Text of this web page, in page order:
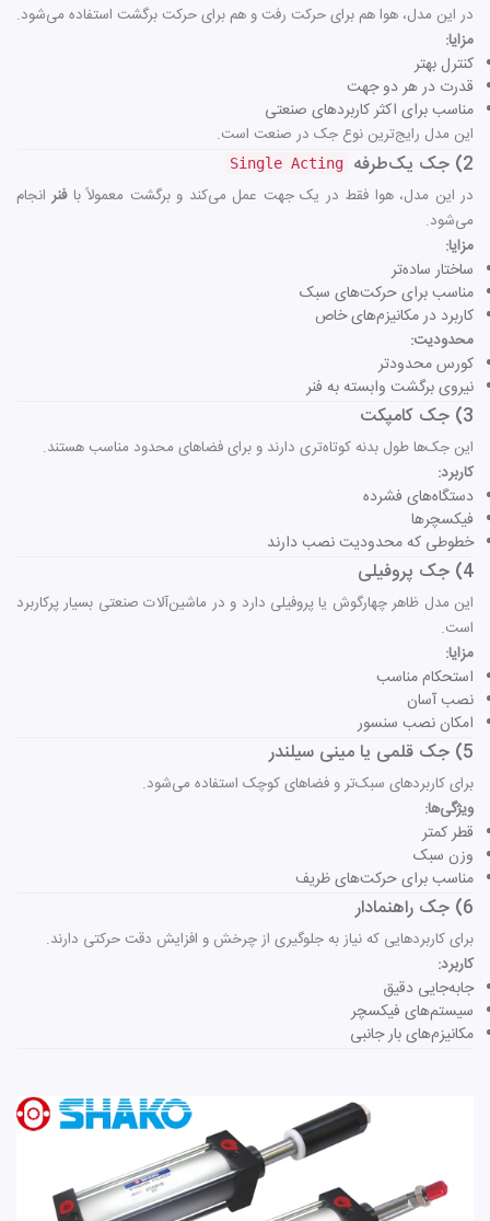
در این مدل، هوا هم برای حرکت رفت و هم برای حرکت برگشت استفاده می‌شود.
مزایا:
کنترل بهتر
قدرت در هر دو جهت
مناسب برای اکثر کاربردهای صنعتی
این مدل رایج‌ترین نوع جک در صنعت است.
2) جک یک‌طرفه Single Acting
در این مدل، هوا فقط در یک جهت عمل می‌کند و برگشت معمولاً بافنرانجام
می‌شود.
مزایا:
ساختار ساده‌تر
مناسب برای حرکت‌های سبک
کاربرد در مکانیزم‌های خاص
محدودیت:
کورس محدودتر
نیروی برگشت وابسته به فنر
3) جک کامپکت
این جک‌ها طول بدنه کوتاه‌تری دارند و برای فضاهای محدود مناسب هستند.
کاربرد:
دستگاه‌های فشرده
فیکسچرها
خطوطی که محدودیت نصب دارند
4) جک پروفیلی
این مدل ظاهر چهارگوش یا پروفیلی دارد و در ماشین‌آلات صنعتی بسیار پرکاربرد
است.
مزایا:
استحکام مناسب
نصب آسان
امکان نصب سنسور
5) جک قلمی یا مینی سیلندر
برای کاربردهای سبک‌تر و فضاهای کوچک استفاده می‌شود.
ویژگی‌ها:
قطر کمتر
وزن سبک
مناسب برای حرکت‌های ظریف
6) جک راهنمادار
برای کاربردهایی که نیاز به جلوگیری از چرخش و افزایش دقت حرکتی دارند.
کاربرد:
جابه‌جایی دقیق
سیستم‌های فیکسچر
مکانیزم‌های بار جانبی